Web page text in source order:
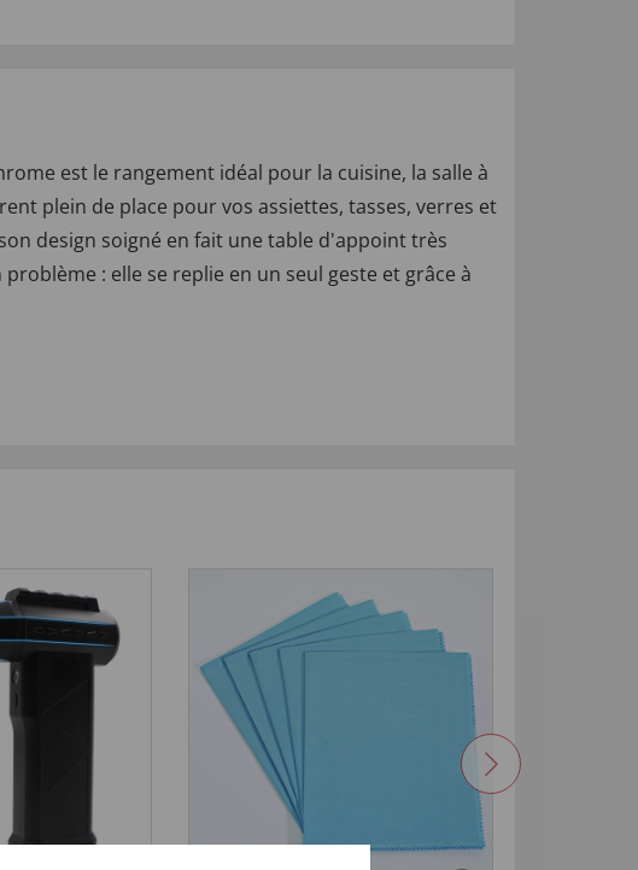
est le rangement idéal pour la cuisine, la salle à
plein de place pour vos assiettes, tasses, verres et
design soigné en fait une table d'appoint très
: elle se replie en un seul geste et grâce à